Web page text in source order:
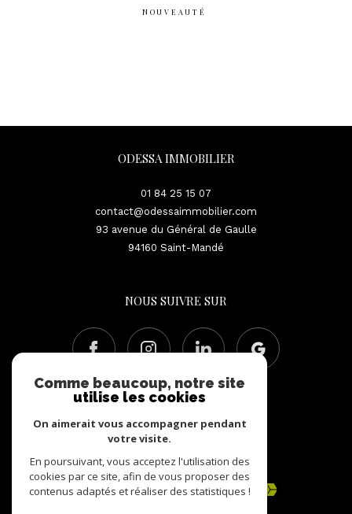
NOUVEAUTÉ
ODESSA IMMOBILIER
01 84 25 15 07
contact@odessaimmobilier.com
93 avenue du Général de Gaulle
94160
Saint-Mandé
NOUS SUIVRE SUR
ADHÉRENTS
Comme beaucoup, notre site
utilise les cookies
On aimerait vous accompagner pendant
votre visite.
En poursuivant, vous acceptez l'utilisation des
cookies par ce site, afin de vous proposer des
contenus adaptés et réaliser des statistiques !